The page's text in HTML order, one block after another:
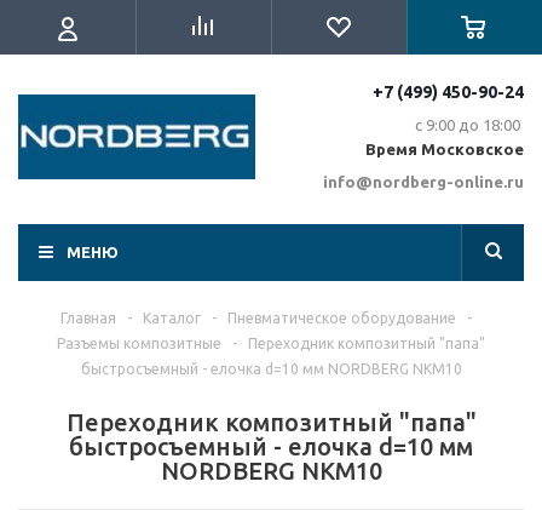
+7 (499) 450-90-24
с 9:00 до 18:00
Время Московское
info@nordberg-online.ru
МЕНЮ
Главная - Каталог - Пневматическое оборудование
-
Разъемы композитные
-
Переходник композитный "папа"
быстросъемный - елочка d=10 мм NORDBERG NKM10
Переходник композитный "папа"
быстросъемный - елочка d=10 мм
NORDBERG NKM10